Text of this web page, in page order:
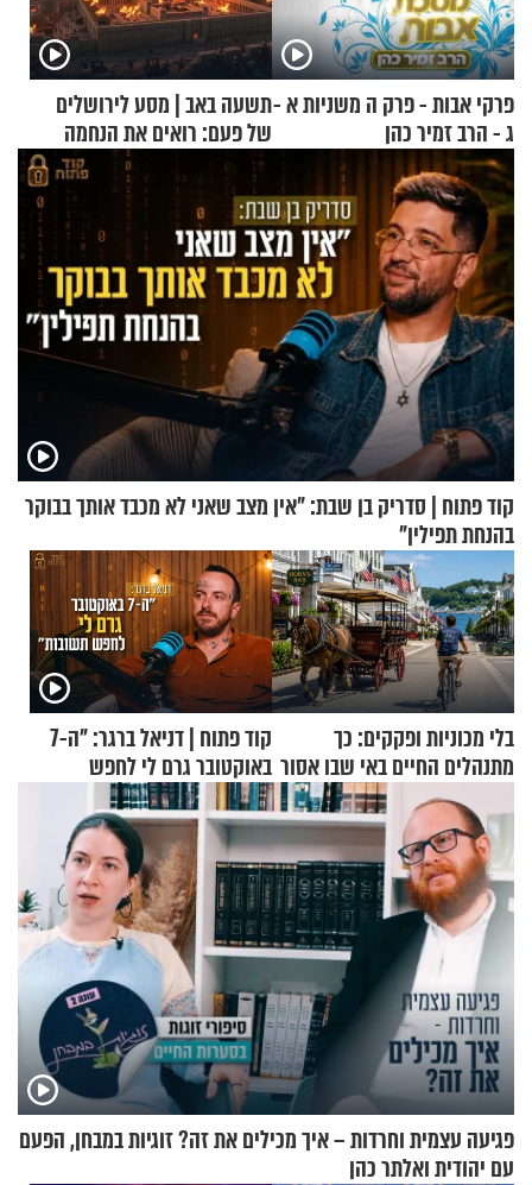
פרקי אבות - פרק ה משניות א -
ג - הרב זמיר כהן
תשעה באב | מסע לירושלים
של פעם: רואים את הנחמה
קוד פתוח | סדריק בן שבת: "אין מצב שאני לא מכבד אותך בבוקר
בהנחת תפילין"
בלי מכוניות ופקקים: כך
מתנהלים החיים באי שבו אסור
לנהוג כבר יותר מ-120 שנה
קוד פתוח | דניאל ברגר: "ה-7
באוקטובר גרם לי לחפש
תשובות"
פגיעה עצמית וחרדות – איך מכילים את זה? זוגיות במבחן, הפעם
עם יהודית ואלתר כהן